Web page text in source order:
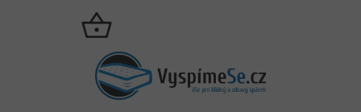
NÁKUPNÍ
KOŠÍK